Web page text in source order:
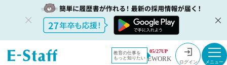
教育の仕事を
もっと知りたい
05/27UP
EWORK ログイン
教員採用情
報のイー・
採用情報
国語 高校の常勤講師 2026年4月採用